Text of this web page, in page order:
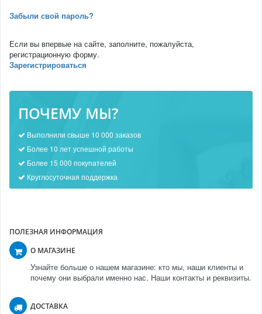
Забыли свой пароль?
Если вы впервые на сайте, заполните, пожалуйста,
регистрационную форму.
Зарегистрироваться
ПОЧЕМУ МЫ?
Выполнили свыше 10 000 заказов
Более 10 лет успешной работы
Более 15 000 покупателей
Круглосуточная поддержка
ПОЛЕЗНАЯ ИНФОРМАЦИЯ
О МАГАЗИНЕ
Узнайте больше о нашем магазине: кто мы, наши клиенты и
почему они выбрали именно нас. Наши контакты и реквизиты.
ДОСТАВКА